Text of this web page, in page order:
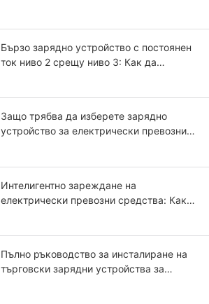
Бързо зарядно устройство с постоянен
ток ниво 2 срещу ниво 3: Как да
Защо трябва да изберете зарядно
устройство за електрически превозни
Интелигентно зареждане на
електрически превозни средства: Как
Пълно ръководство за инсталиране на
търговски зарядни устройства за